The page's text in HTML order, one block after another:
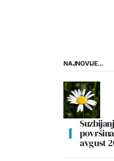
NAJNOVIJE...
avgust